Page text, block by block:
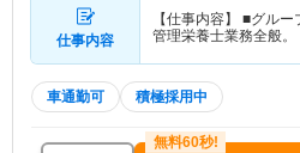
仕事内容
【仕事内容】 ■グル
管理栄養士業務全般
車通勤可 積極採用中